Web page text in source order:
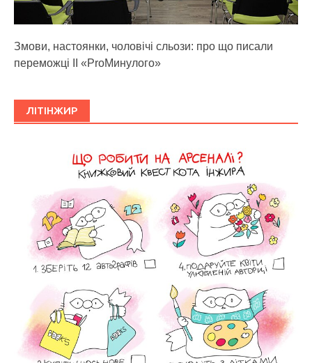
Змови, настоянки, чоловічі сльози: про що писали
переможці ІІ «ProМинулого»
ЛІТІНЖИР